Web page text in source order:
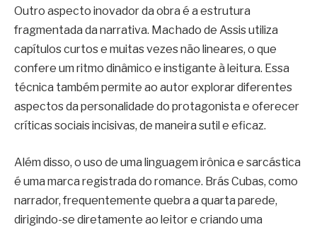
Outro aspecto inovador da obra é a estrutura
fragmentada da narrativa. Machado de Assis utiliza
capítulos curtos e muitas vezes não lineares, o que
confere um ritmo dinâmico e instigante à leitura. Essa
técnica também permite ao autor explorar diferentes
aspectos da personalidade do protagonista e oferecer
críticas sociais incisivas, de maneira sutil e eficaz.
Além disso, o uso de uma linguagem irônica e sarcástica
é uma marca registrada do romance. Brás Cubas, como
narrador, frequentemente quebra a quarta parede,
dirigindo-se diretamente ao leitor e criando uma